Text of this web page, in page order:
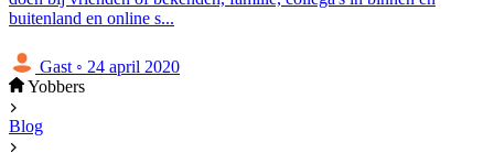
buitenland en online s...
Gast ◦ 24 april 2020
Yobbers
Blog